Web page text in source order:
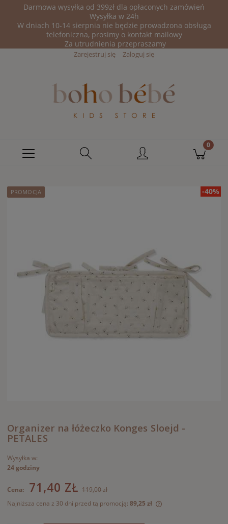
Darmowa wysyłka od 399zł dla opłaconych zamówień
Wysyłka w 24h
W dniach 10-14 sierpnia nie będzie prowadzona obsługa
telefoniczna, prosimy o kontakt mailowy
Za utrudnienia przepraszamy
Zarejestruj się Zaloguj się
PROMOCJA -40%
Organizer na łóżeczko Konges Sloejd -
PETALES
Wysyłka w:
24 godziny
Cena: 71,40 ZŁ 119,00 zł
Najniższa cena z 30 dni przed tą promocją: 89,25 zł